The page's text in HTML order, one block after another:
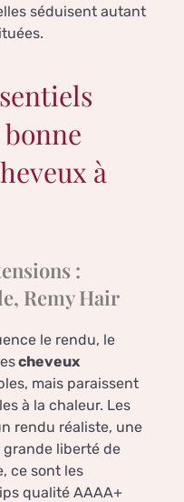
séduisent autant
à
:
Remy Hair
le rendu, le
cheveux
mais paraissent
à la chaleur. Les
rendu réaliste, une
liberté de
ce sont les
qualité AAAA+